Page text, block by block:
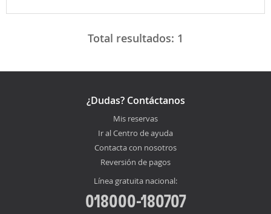
Total resultados: 1
¿Dudas? Contáctanos
Mis reservas
Ir al Centro de ayuda
Contacta con nosotros
Reversión de pagos
Línea gratuita nacional:
018000-180707